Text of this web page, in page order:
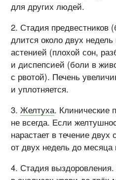
для других людей.
Стадия предвестников
длится около двух недель
астенией (плохой сон,
и диспепсией (боли в
с рвотой). Печень
и уплотняется.
Желтуха. Клинические
не всегда. Если
нарастает в течение
от двух недель до
Стадия